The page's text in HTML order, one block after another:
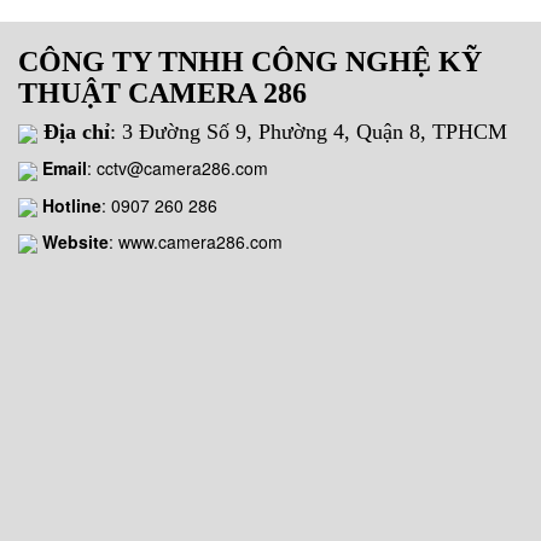
CÔNG TY TNHH CÔNG NGHỆ KỸ
THUẬT CAMERA 286
Địa chỉ: 3 Đường Số 9, Phường 4, Quận 8, TPHCM
Email: cctv@camera286.com
Hotline: 0907 260 286
Website: www.camera286.com